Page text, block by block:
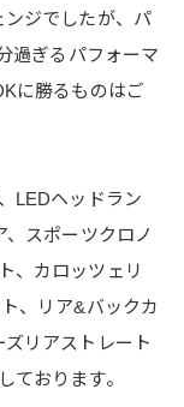
ジでしたが、パ
過ぎるパフォーマ
に勝るものはご
LEDヘッドラン
スポーツクロノ
、カロッツェリ
、リア&バックカ
リアストレート
ております。